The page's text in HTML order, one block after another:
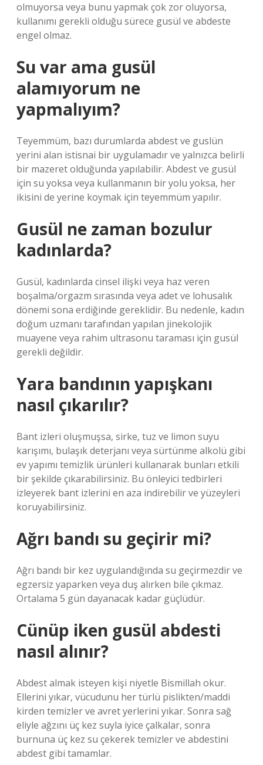
olmuyorsa veya bunu yapmak çok zor oluyorsa,
kullanımı gerekli olduğu sürece gusül ve abdeste
engel olmaz.
Su var ama gusül
alamıyorum ne
yapmalıyım?
Teyemmüm, bazı durumlarda abdest ve guslün
yerini alan istisnai bir uygulamadır ve yalnızca belirli
bir mazeret olduğunda yapılabilir. Abdest ve gusül
için su yoksa veya kullanmanın bir yolu yoksa, her
ikisini de yerine koymak için teyemmüm yapılır.
Gusül ne zaman bozulur
kadınlarda?
Gusül, kadınlarda cinsel ilişki veya haz veren
boşalma/orgazm sırasında veya adet ve lohusalık
dönemi sona erdiğinde gereklidir. Bu nedenle, kadın
doğum uzmanı tarafından yapılan jinekolojik
muayene veya rahim ultrasonu taraması için gusül
gerekli değildir.
Yara bandının yapışkanı
nasıl çıkarılır?
Bant izleri oluşmuşsa, sirke, tuz ve limon suyu
karışımı, bulaşık deterjanı veya sürtünme alkolü gibi
ev yapımı temizlik ürünleri kullanarak bunları etkili
bir şekilde çıkarabilirsiniz. Bu önleyici tedbirleri
izleyerek bant izlerini en aza indirebilir ve yüzeyleri
koruyabilirsiniz.
Ağrı bandı su geçirir mi?
Ağrı bandı bir kez uygulandığında su geçirmezdir ve
egzersiz yaparken veya duş alırken bile çıkmaz.
Ortalama 5 gün dayanacak kadar güçlüdür.
Cünüp iken gusül abdesti
nasıl alınır?
Abdest almak isteyen kişi niyetle Bismillah okur.
Ellerini yıkar, vücudunu her türlü pislikten/maddi
kirden temizler ve avret yerlerini yıkar. Sonra sağ
eliyle ağzını üç kez suyla iyice çalkalar, sonra
burnuna üç kez su çekerek temizler ve abdestini
abdest gibi tamamlar.